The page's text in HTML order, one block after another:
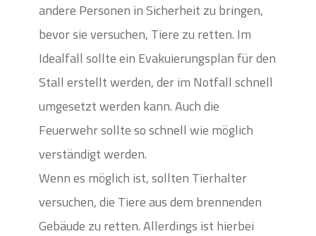
andere Personen in Sicherheit zu bringen,
bevor sie versuchen, Tiere zu retten. Im
Idealfall sollte ein Evakuierungsplan für den
Stall erstellt werden, der im Notfall schnell
umgesetzt werden kann. Auch die
Feuerwehr sollte so schnell wie möglich
verständigt werden.
Wenn es möglich ist, sollten Tierhalter
versuchen, die Tiere aus dem brennenden
Gebäude zu retten. Allerdings ist hierbei